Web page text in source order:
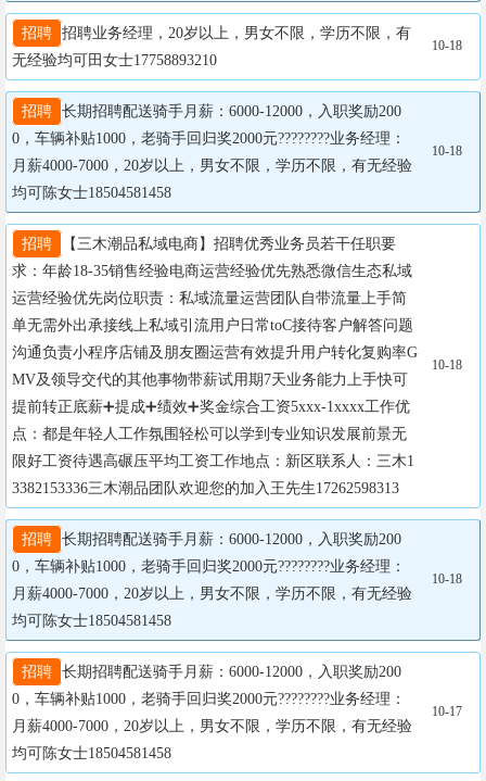
招聘 招聘业务经理，20岁以上，男女不限，学历不限，有
无经验均可田女士17758893210
10-18
招聘 长期招聘配送骑手月薪：6000-12000，入职奖励200
0，车辆补贴1000，老骑手回归奖2000元????????业务经理：
月薪4000-7000，20岁以上，男女不限，学历不限，有无经验
均可陈女士18504581458
10-18
招聘
【三木潮品私域电商】招聘优秀业务员若干任职要
求：年龄18-35销售经验电商运营经验优先熟悉微信生态私域
运营经验优先岗位职责：私域流量运营团队自带流量上手简
单无需外出承接线上私域引流用户日常toC接待客户解答问题
沟通负责小程序店铺及朋友圈运营有效提升用户转化复购率G
MV及领导交代的其他事物带薪试用期7天业务能力上手快可
提前转正底薪➕提成➕绩效➕奖金综合工资5xxx-1xxxx工作优
点：都是年轻人工作氛围轻松可以学到专业知识发展前景无
限好工资待遇高碾压平均工资工作地点：新区联系人：三木1
3382153336三木潮品团队欢迎您的加入王先生17262598313
10-18
招聘 长期招聘配送骑手月薪：6000-12000，入职奖励200
0，车辆补贴1000，老骑手回归奖2000元????????业务经理：
月薪4000-7000，20岁以上，男女不限，学历不限，有无经验
均可陈女士18504581458
10-18
招聘 长期招聘配送骑手月薪：6000-12000，入职奖励200
0，车辆补贴1000，老骑手回归奖2000元????????业务经理：
月薪4000-7000，20岁以上，男女不限，学历不限，有无经验
均可陈女士18504581458
10-17